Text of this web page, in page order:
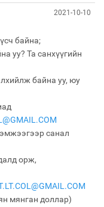
2021-10-10
байна;
уу? Та санхүүгийн
байна уу, юу
санал
орж,